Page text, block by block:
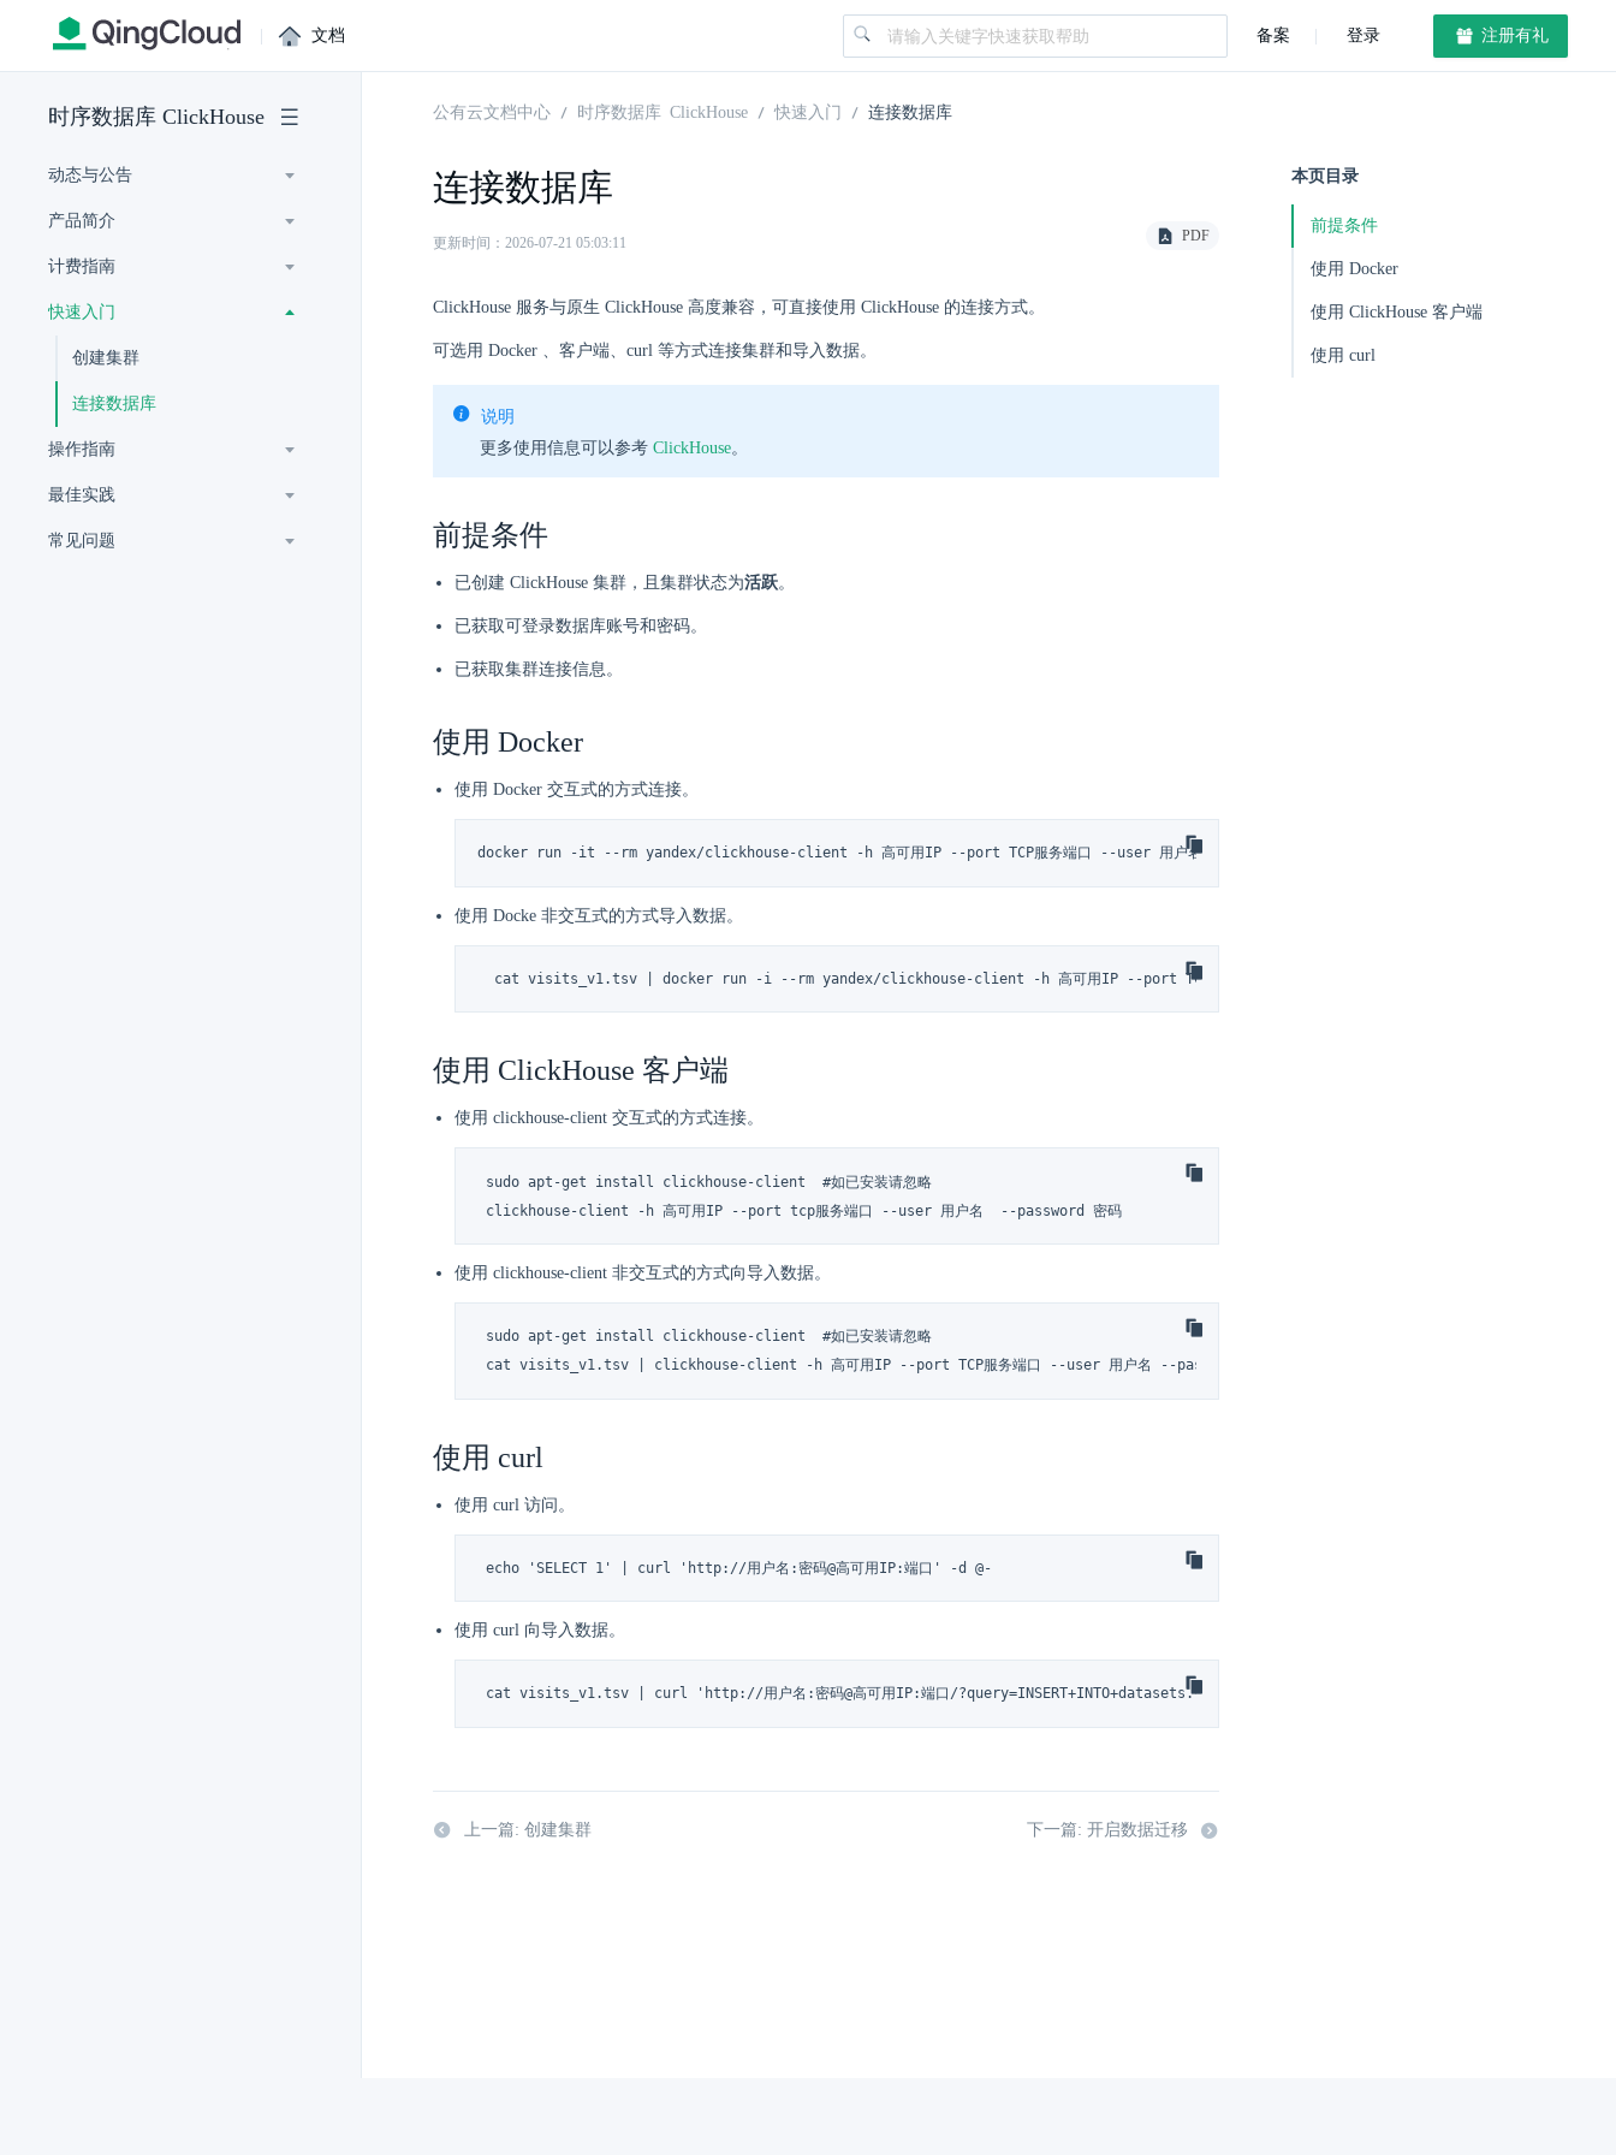
| 文档 备案 登录 注册有礼
时序数据库 ClickHouse
动态与公告
产品简介
计费指南
快速入门
创建集群
连接数据库
操作指南
最佳实践
常见问题
公有云文档中心 时序数据库 ClickHouse 快速入门 连接数据库
连接数据库
更新时间：2026-07-21 05:03:11 PDF
ClickHouse 服务与原生 ClickHouse 高度兼容，可直接使用 ClickHouse 的连接方式。
可选用 Docker 、客户端、curl 等方式连接集群和导入数据。
说明
更多使用信息可以参考 ClickHouse。
前提条件
已创建 ClickHouse 集群，且集群状态为活跃。
已获取可登录数据库账号和密码。
已获取集群连接信息。
使用 Docker
使用 Docker 交互式的方式连接。
docker run -it --rm yandex/clickhouse-client -h 高可用IP --port TCP服务端口 --user 用户名 --password 密码
使用 Docke 非交互式的方式导入数据。
cat visits_v1.tsv | docker run -i --rm yandex/clickhouse-client -h 高可用IP --port TCP服务端口 --user 用户名 --password 密码 --query
使用 ClickHouse 客户端
使用 clickhouse-client 交互式的方式连接。
sudo apt-get install clickhouse-client  #如已安装请忽略
clickhouse-client -h 高可用IP --port tcp服务端口 --user 用户名  --password 密码
使用 clickhouse-client 非交互式的方式向导入数据。
sudo apt-get install clickhouse-client  #如已安装请忽略
cat visits_v1.tsv | clickhouse-client -h 高可用IP --port TCP服务端口 --user 用户名 --password 密码 --query "INSERT INTO datasets.visits_v1
使用 curl
使用 curl 访问。
echo 'SELECT 1' | curl 'http://用户名:密码@高可用IP:端口' -d @-
使用 curl 向导入数据。
cat visits_v1.tsv | curl 'http://用户名:密码@高可用IP:端口/?query=INSERT+INTO+datasets.visits_v1+FORMAT+FORMAT+TSV' --data-binary @-
上一篇: 创建集群 下一篇: 开启数据迁移
本页目录
前提条件
使用 Docker
使用 ClickHouse 客户端
使用 curl